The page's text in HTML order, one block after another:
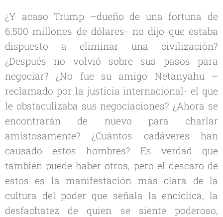
¿Y acaso Trump –dueño de una fortuna de
6.500 millones de dólares- no dijo que estaba
dispuesto a eliminar una civilización?
¿Después no volvió sobre sus pasos para
negociar? ¿No fue su amigo Netanyahu –
reclamado por la justicia internacional- el que
le obstaculizaba sus negociaciones? ¿Ahora se
encontrarán de nuevo para charlar
amistosamente? ¿Cuántos cadáveres han
causado estos hombres? Es verdad que
también puede haber otros, pero el descaro de
estos es la manifestación más clara de la
cultura del poder que señala la encíclica, la
desfachatez de quien se siente poderoso,